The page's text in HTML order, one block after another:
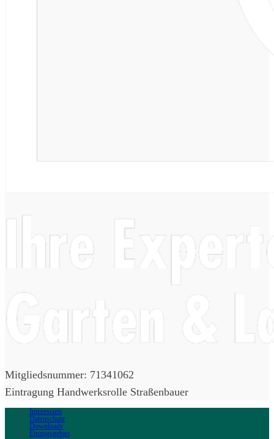
Mitgliedsnummer: 71341062
Eintragung Handwerksrolle Straßenbauer
Impressum
Datenschutz
Downloads
Einzugsgebiet